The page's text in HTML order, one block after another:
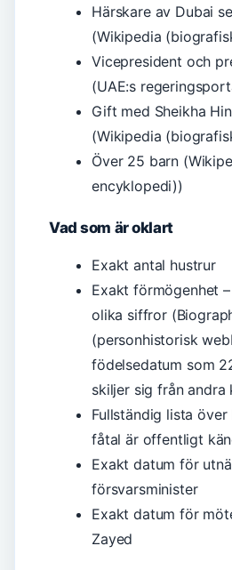
Härskare av Dubai
(Wikipedia
Vicepresident och
(UAE:s
Gift med Sheikha
(Wikipedia
Över 25 barn
encyklopedi))
Vad som är oklart
Exakt antal hustrur
Exakt förmögenhet
olika siffror
(personhistorisk
födelsedatum som
skiljer sig från andra
Fullständig lista
fåtal är offentligt
Exakt datum för
försvarsminister
Exakt datum för
Zayed